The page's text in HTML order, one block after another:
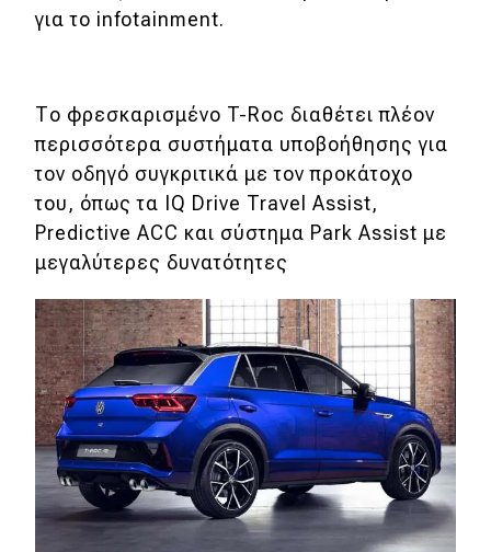
για το infotainment.
Το φρεσκαρισμένο T-Roc διαθέτει πλέον
περισσότερα συστήματα υποβοήθησης για
τον οδηγό συγκριτικά με τον προκάτοχο
του, όπως τα IQ Drive Travel Assist,
Predictive ACC και σύστημα Park Assist με
μεγαλύτερες δυνατότητες